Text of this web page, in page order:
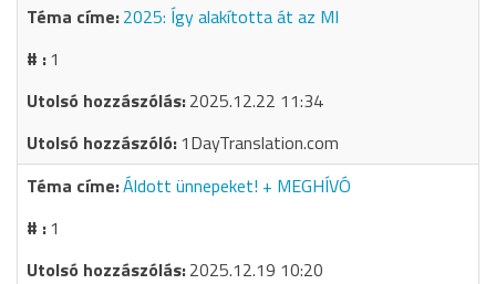
2025: Így alakította át az MI
1
2025.12.22 11:34
1DayTranslation.com
Áldott ünnepeket! + MEGHÍVÓ
1
2025.12.19 10:20